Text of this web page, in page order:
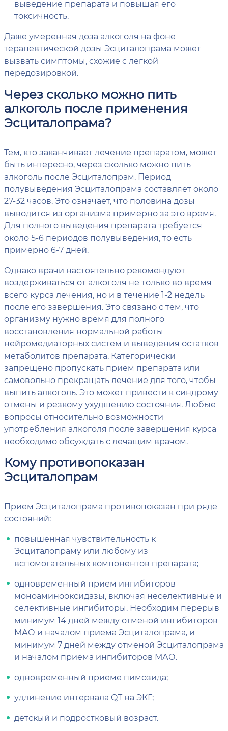
выведение препарата и повышая его
токсичность.
Даже умеренная доза алкоголя на фоне
терапевтической дозы Эсциталопрама может
вызвать симптомы, схожие с легкой
передозировкой.
Через сколько можно пить
алкоголь после применения
Эсциталопрама?
Тем, кто заканчивает лечение препаратом, может
быть интересно, через сколько можно пить
алкоголь после Эсциталопрам. Период
полувыведения Эсциталопрама составляет около
27-32 часов. Это означает, что половина дозы
выводится из организма примерно за это время.
Для полного выведения препарата требуется
около 5-6 периодов полувыведения, то есть
примерно 6-7 дней.
Однако врачи настоятельно рекомендуют
воздерживаться от алкоголя не только во время
всего курса лечения, но и в течение 1-2 недель
после его завершения. Это связано с тем, что
организму нужно время для полного
восстановления нормальной работы
нейромедиаторных систем и выведения остатков
метаболитов препарата. Категорически
запрещено пропускать прием препарата или
самовольно прекращать лечение для того, чтобы
выпить алкоголь. Это может привести к синдрому
отмены и резкому ухудшению состояния. Любые
вопросы относительно возможности
употребления алкоголя после завершения курса
необходимо обсуждать с лечащим врачом.
Кому противопоказан
Эсциталопрам
Прием Эсциталопрама противопоказан при ряде
состояний:
повышенная чувствительность к
Эсциталопраму или любому из
вспомогательных компонентов препарата;
одновременный прием ингибиторов
моноаминооксидазы, включая неселективные и
селективные ингибиторы. Необходим перерыв
минимум 14 дней между отменой ингибиторов
МАО и началом приема Эсциталопрама, и
минимум 7 дней между отменой Эсциталопрама
и началом приема ингибиторов МАО.
одновременный приеме пимозида;
удлинение интервала QT на ЭКГ;
детскый и подростковый возраст.